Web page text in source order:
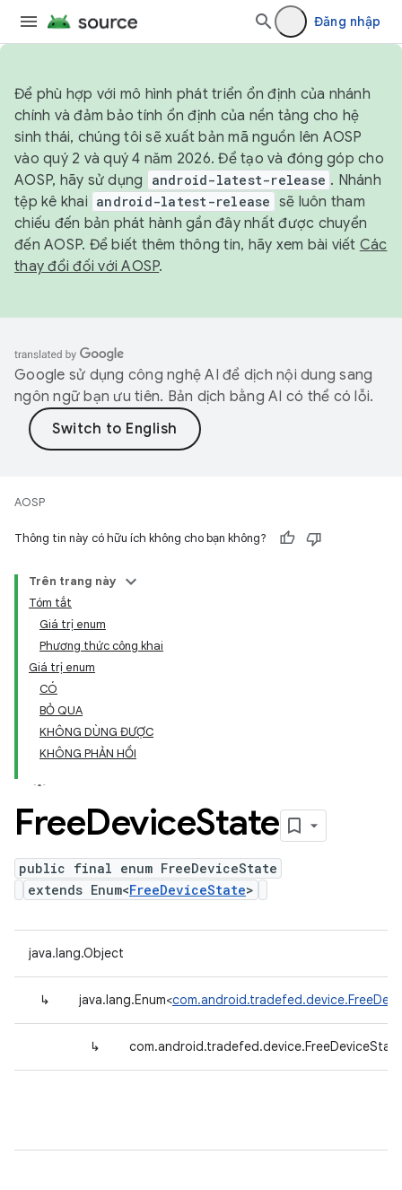
Đăng nhập
Để phù hợp với mô hình phát triển ổn định của nhánh
chính và đảm bảo tính ổn định của nền tảng cho hệ
sinh thái, chúng tôi sẽ xuất bản mã nguồn lên AOSP
vào quý 2 và quý 4 năm 2026. Để tạo và đóng góp cho
AOSP, hãy sử dụng
android-latest-release . Nhánh
tệp kê khai android-latest-release sẽ luôn tham
chiếu đến bản phát hành gần đây nhất được chuyển
đến AOSP. Để biết thêm thông tin, hãy xem bài viết Các
thay đổi đối với AOSP.
Google sử dụng công nghệ AI để dịch nội dung sang
ngôn ngữ bạn ưu tiên. Bản dịch bằng AI có thể có lỗi.
AOSP
Thông tin này có hữu ích không cho bạn không?
Trên trang này
Tóm tắt
Giá trị enum
Phương thức công khai
Giá trị enum
CÓ
BỎ QUA
KHÔNG DÙNG ĐƯỢC
KHÔNG PHẢN HỒI
FreeDeviceState
public final enum FreeDeviceState
extends Enum<FreeDeviceState>
java.lang.Object
↳ java.lang.Enum<
↳ com.android.tradefed.device.FreeDeviceState